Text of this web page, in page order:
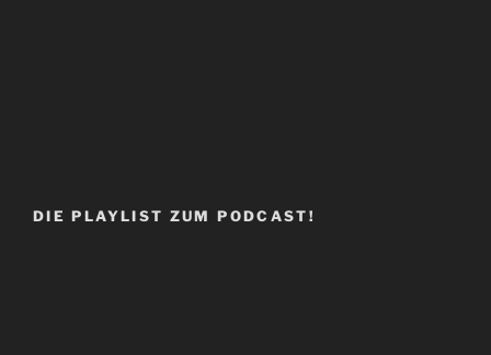
DIE PLAYLIST ZUM PODCAST!